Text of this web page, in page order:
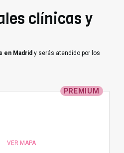
clínicas y
en Madrid y serás atendido por los
PREMIUM
VER MAPA